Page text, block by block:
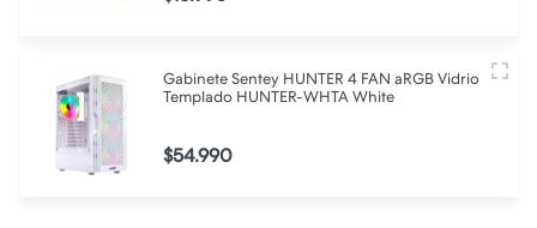
Gabinete Sentey HUNTER 4 FAN aRGB Vidrio
Templado HUNTER-WHTA White
$54.990